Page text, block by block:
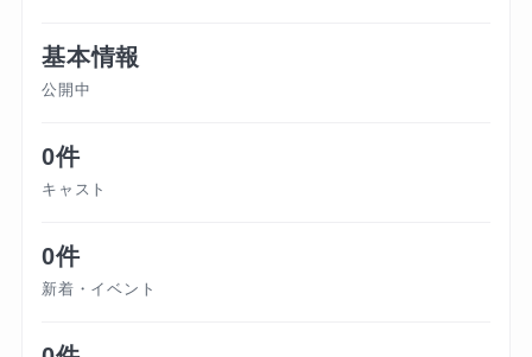
基本情報
公開中
0件
キャスト
0件
新着・イベント